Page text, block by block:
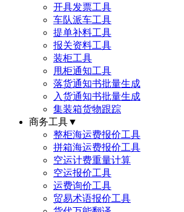
开具发票工具
车队派车工具
提单补料工具
报关资料工具
装柜工具
甩柜通知工具
落货通知书批量生成
入货通知书批量生成
集装箱货物跟踪
商务工具▼
整柜海运费报价工具
拼箱海运费报价工具
空运计费重量计算
空运报价工具
运费询价工具
贸易术语报价工具